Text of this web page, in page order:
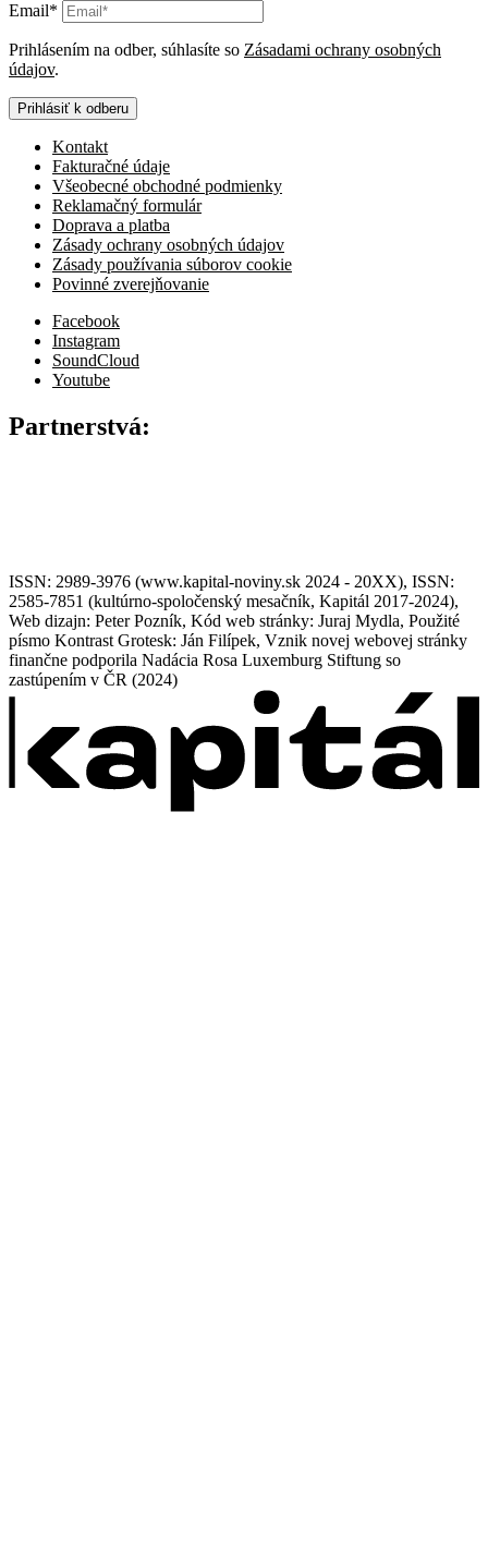
Email*
Prihlásením na odber, súhlasíte so Zásadami ochrany osobných
údajov.
Prihlásiť k odberu
Kontakt
Fakturačné údaje
Všeobecné obchodné podmienky
Reklamačný formulár
Doprava a platba
Zásady ochrany osobných údajov
Zásady používania súborov cookie
Povinné zverejňovanie
Facebook
Instagram
SoundCloud
Youtube
Partnerstvá:
ISSN: 2989-3976 (www.kapital-noviny.sk 2024 - 20XX), ISSN:
2585-7851 (kultúrno-spoločenský mesačník, Kapitál 2017-2024),
Web dizajn: Peter Pozník, Kód web stránky: Juraj Mydla, Použité
písmo Kontrast Grotesk: Ján Filípek, Vznik novej webovej stránky
finančne podporila Nadácia Rosa Luxemburg Stiftung so
zastúpením v ČR (2024)